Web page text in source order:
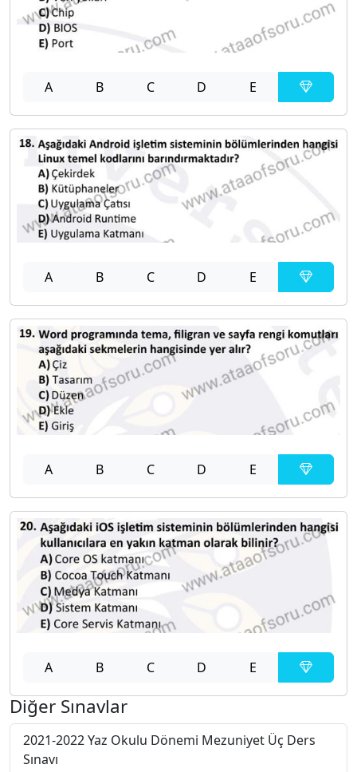
A B C D E
A B C D E
A B C D E
A B C D E
Diğer Sınavlar
2021-2022 Yaz Okulu Dönemi Mezuniyet Üç Ders
Sınavı